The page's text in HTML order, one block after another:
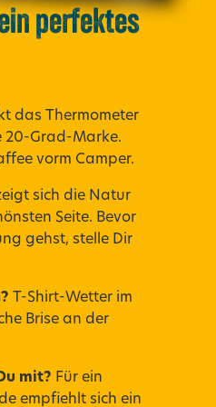
perfektes
das Thermometer
20-Grad-Marke.
vorm Camper.
sich die Natur
Seite. Bevor
gehst, stelle Dir
T-Shirt-Wetter im
Brise an der
mit? Für ein
empfiehlt sich ein